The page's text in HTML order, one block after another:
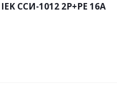
ССИ-1012 2P+PE 16А